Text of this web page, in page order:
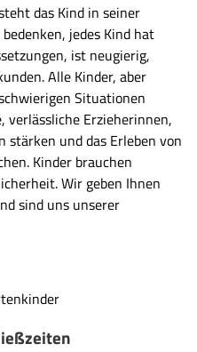
das Kind in seiner
jedes Kind hat
ist neugierig,
Alle Kinder, aber
Situationen
verlässliche Erzieherinnen,
und das Erleben von
Kinder brauchen
Wir geben Ihnen
sind uns unserer